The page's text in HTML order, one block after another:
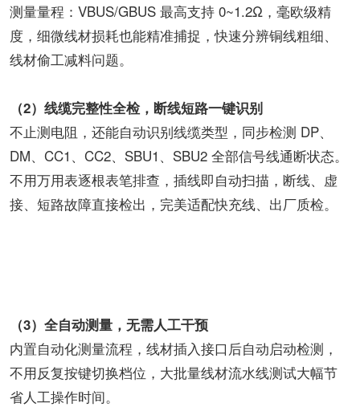
测量量程：VBUS/GBUS 最高支持 0~1.2Ω，毫欧级精
度，细微线材损耗也能精准捕捉，快速分辨铜线粗细、
线材偷工减料问题。
（2）线缆完整性全检，断线短路一键识别
不止测电阻，还能自动识别线缆类型，同步检测 DP、
DM、CC1、CC2、SBU1、SBU2 全部信号线通断状态。
不用万用表逐根表笔排查，插线即自动扫描，断线、虚
接、短路故障直接检出，完美适配快充线、出厂质检。
（3）全自动测量，无需人工干预
内置自动化测量流程，线材插入接口后自动启动检测，
不用反复按键切换档位，大批量线材流水线测试大幅节
省人工操作时间。